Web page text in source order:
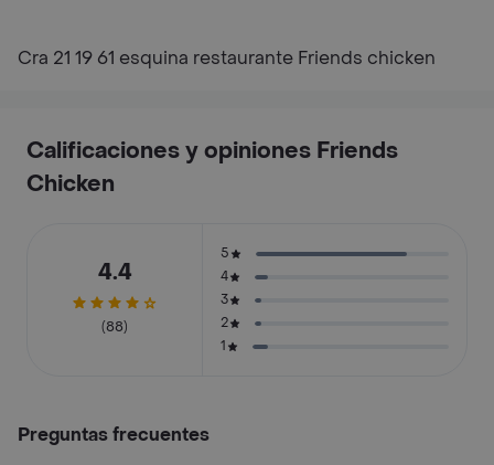
Cra 21 19 61 esquina restaurante Friends chicken
Calificaciones y opiniones Friends
Chicken
4.4
(88)
5
4
3
2
1
Preguntas frecuentes